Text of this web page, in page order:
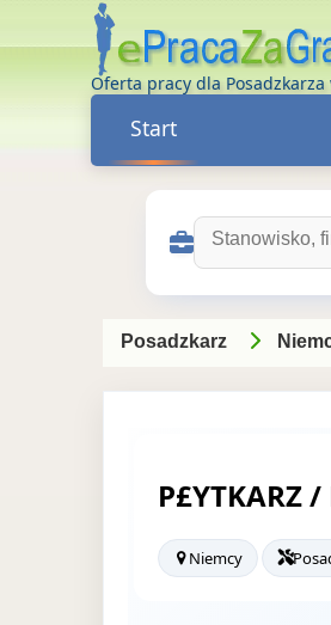
Oferta pracy dla
Start
Szukaj ofert pracy:
Posadzkarz
P£YTKARZ
Niemcy